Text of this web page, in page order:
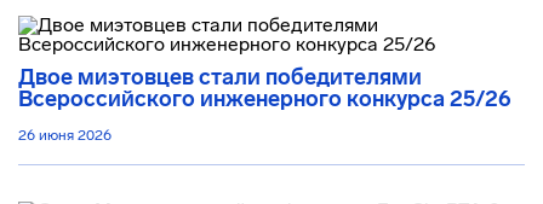
Двое миэтовцев стали победителями
Всероссийского инженерного конкурса 25/26
26 июня 2026